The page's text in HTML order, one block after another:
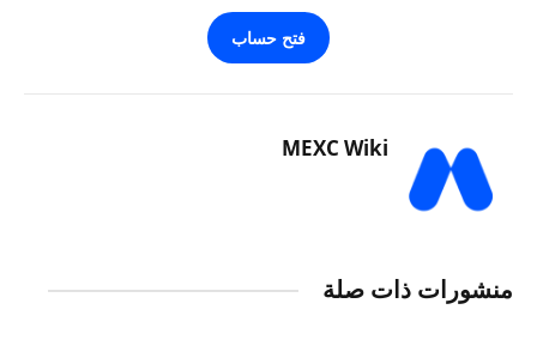
فتح حساب
MEXC Wiki
منشورات ذات صلة